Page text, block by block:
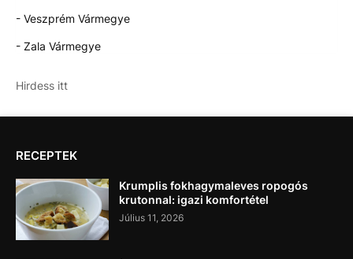
- Veszprém Vármegye
- Zala Vármegye
Hirdess itt
RECEPTEK
Krumplis fokhagymaleves ropogós
krutonnal: igazi komfortétel
Július 11, 2026